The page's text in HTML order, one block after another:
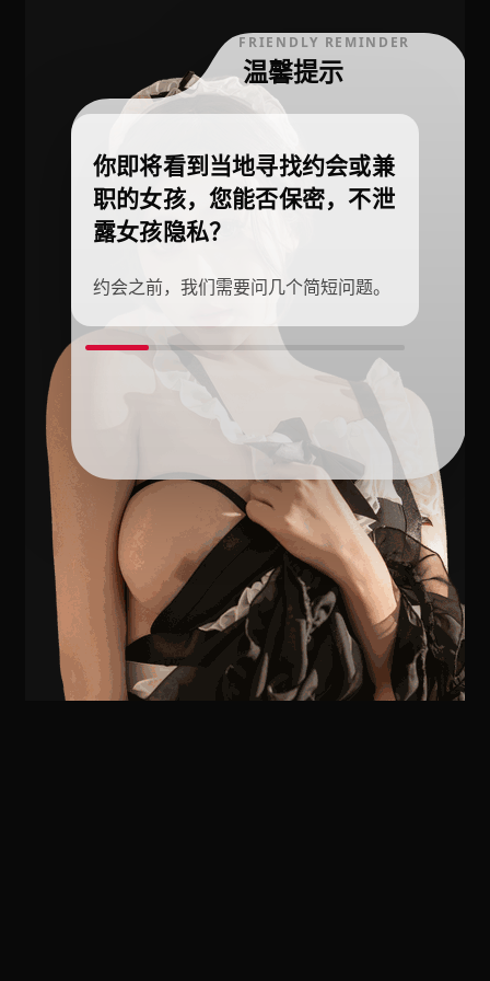
FRIENDLY REMINDER
温馨提示
你即将看到当地寻找约会或兼
职的女孩，您能否保密，不泄
露女孩隐私？
约会之前，我们需要问几个简短问题。